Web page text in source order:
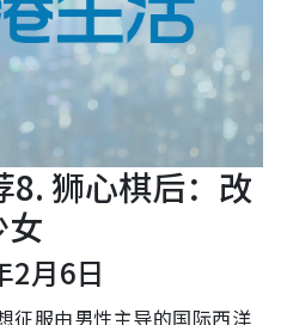
狮心棋后：改
2月6日
征服由男性主导的国际西洋